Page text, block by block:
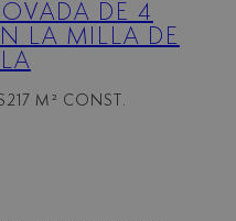
DE 4
LA MILLA DE
217 M² CONST.